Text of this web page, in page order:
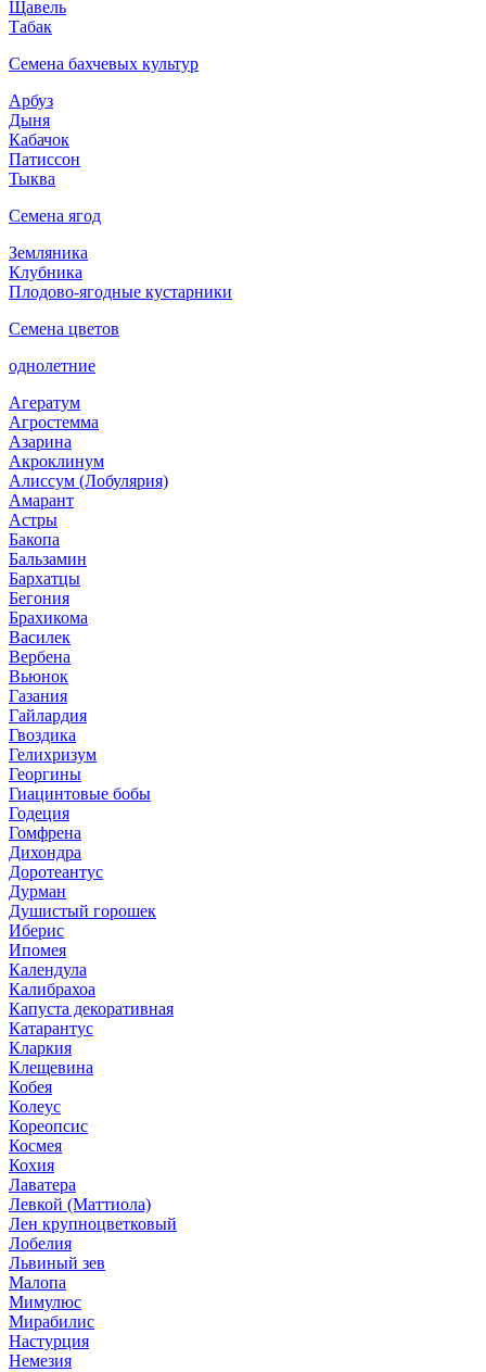
Щавель
Табак
Семена бахчевых культур
Арбуз
Дыня
Кабачок
Патиссон
Тыква
Семена ягод
Земляника
Клубника
Плодово-ягодные кустарники
Семена цветов
однолетние
Агератум
Агростемма
Азарина
Акроклинум
Алиссум (Лобулярия)
Амарант
Астры
Бакопа
Бальзамин
Бархатцы
Бегония
Брахикома
Василек
Вербена
Вьюнок
Газания
Гайлардия
Гвоздика
Гелихризум
Георгины
Гиацинтовые бобы
Годеция
Гомфрена
Дихондра
Доротеантус
Дурман
Душистый горошек
Иберис
Ипомея
Календула
Калибрахоа
Капуста декоративная
Катарантус
Кларкия
Клещевина
Кобея
Колеус
Кореопсис
Космея
Кохия
Лаватера
Левкой (Маттиола)
Лен крупноцветковый
Лобелия
Львиный зев
Малопа
Мимулюс
Мирабилис
Настурция
Немезия